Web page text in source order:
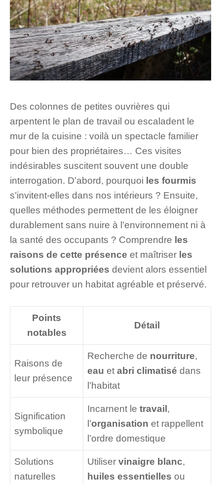
Des colonnes de petites ouvrières qui
arpentent le plan de travail ou escaladent le
mur de la cuisine : voilà un spectacle familier
pour bien des propriétaires… Ces visites
indésirables suscitent souvent une double
interrogation. D’abord, pourquoi les fourmis
s’invitent-elles dans nos intérieurs ? Ensuite,
quelles méthodes permettent de les éloigner
durablement sans nuire à l’environnement ni à
la santé des occupants ? Comprendre les
raisons de cette présence et maîtriser les
solutions appropriées devient alors essentiel
pour retrouver un habitat agréable et préservé.
Points
notables
Détail
Raisons de
leur présence
Recherche de nourriture,
eau et abri climatisé dans
l’habitat
Signification
symbolique
Incarnent le travail,
l’organisation et rappellent
l’ordre domestique
Solutions
naturelles
Utiliser vinaigre blanc,
huiles essentielles ou